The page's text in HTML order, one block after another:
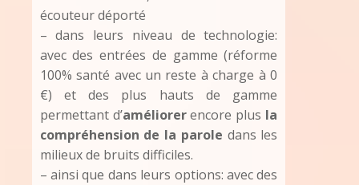
écouteur déporté
– dans leurs niveau de technologie:
avec des entrées de gamme (réforme
100% santé avec un reste à charge à 0
€) et des plus hauts de gamme
permettant d’améliorerencore plus la
compréhension de la parole dans les
milieux de bruits difficiles.
– ainsi que dans leurs options: avec des